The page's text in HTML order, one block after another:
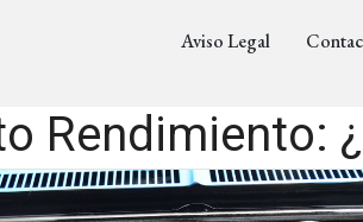
Aviso Legal
Rendimiento: